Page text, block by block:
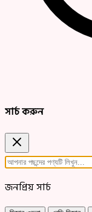
সার্চ করুন
জনপ্রিয় সার্চ